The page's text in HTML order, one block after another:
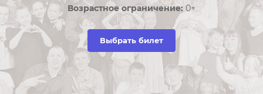
Возрастное ограничение: 0+
Выбрать билет